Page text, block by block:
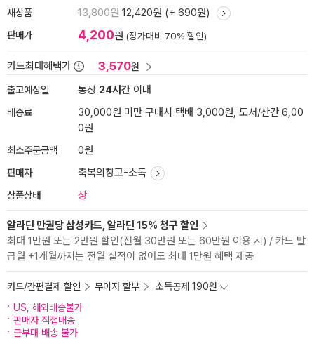
새상품 13,800원 12,420원 (+ 690원)
판매가 4,200원 (정가대비 70% 할인)
카드최대혜택가 3,570원
출고예상일 통상 24시간 이내
배송료
30,000원 미만 구매시 택배 3,000원, 도서/산간 6,00
0원
최소주문금액 0원
판매자 축복의창고-소독
상품상태 상
알라딘 만권당 삼성카드, 알라딘 15% 청구 할인
최대 1만원 또는 2만원 할인(전월 30만원 또는 60만원 이용 시) / 카드 발
급월 +1개월까지는 전월 실적이 없어도 최대 1만원 혜택 제공
카드/간편결제 할인 무이자 할부
소득공제 190원
US, 해외배송불가
판매자 직접배송
군부대 배송 불가